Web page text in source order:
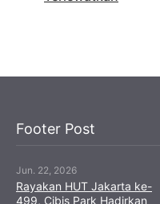
Footer Post
Jun. 22, 2026
Rayakan HUT Jakarta ke-
499, Cibis Park Hadirkan